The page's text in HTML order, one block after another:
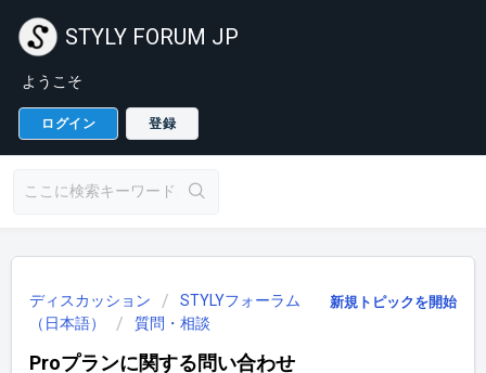
STYLY FORUM JP
ようこそ
ログイン 登録
新規トピックを開始
ディスカッション
STYLYフォーラム
（日本語）
質問・相談
Proプランに関する問い合わせ